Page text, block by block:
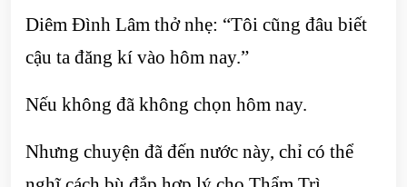
Diêm Đình Lâm thở nhẹ: “Tôi cũng đâu biết
cậu ta đăng kí vào hôm nay.”
Nếu không đã không chọn hôm nay.
Nhưng chuyện đã đến nước này, chỉ có thể